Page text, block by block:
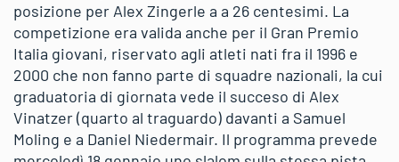
posizione per Alex Zingerle a a 26 centesimi. La
competizione era valida anche per il Gran Premio
Italia giovani, riservato agli atleti nati fra il 1996 e
2000 che non fanno parte di squadre nazionali, la cui
graduatoria di giornata vede il succeso di Alex
Vinatzer (quarto al traguardo) davanti a Samuel
Moling e a Daniel Niedermair. Il programma prevede